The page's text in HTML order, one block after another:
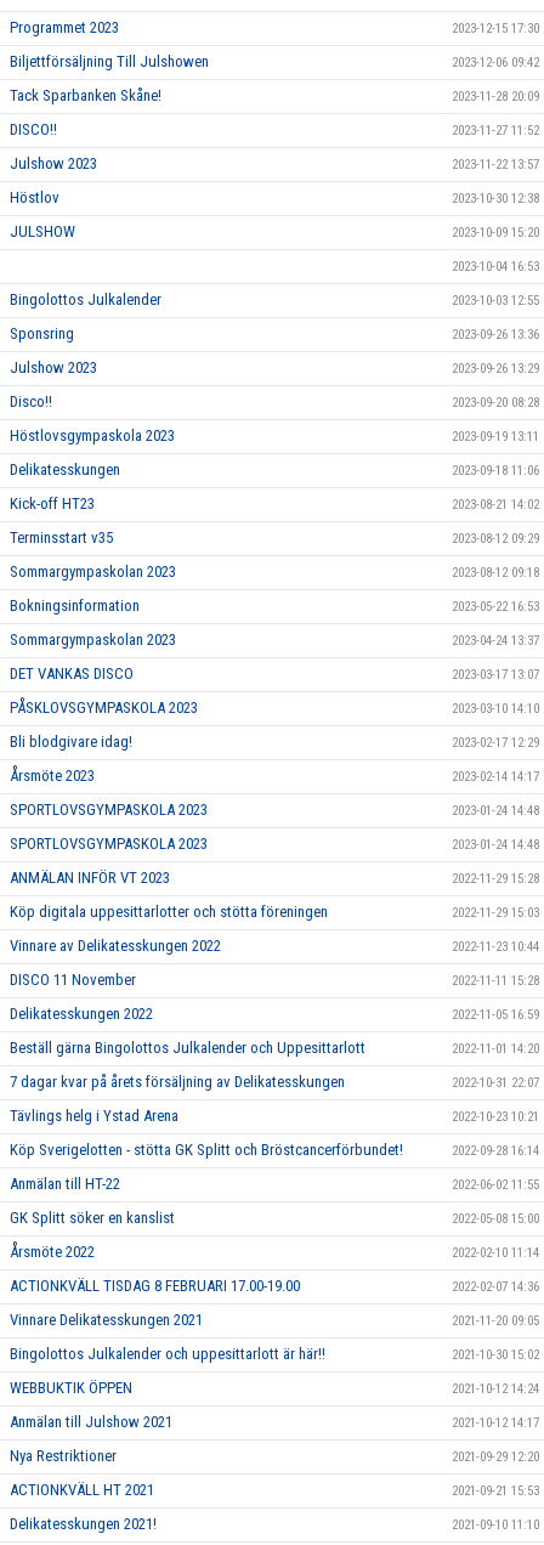
Programmet 2023 2023-12-15 17:30
Biljettförsäljning Till Julshowen 2023-12-06 09:42
Tack Sparbanken Skåne! 2023-11-28 20:09
DISCO!! 2023-11-27 11:52
Julshow 2023 2023-11-22 13:57
Höstlov 2023-10-30 12:38
JULSHOW 2023-10-09 15:20
2023-10-04 16:53
Bingolottos Julkalender 2023-10-03 12:55
Sponsring 2023-09-26 13:36
Julshow 2023 2023-09-26 13:29
Disco!! 2023-09-20 08:28
Höstlovsgympaskola 2023 2023-09-19 13:11
Delikatesskungen 2023-09-18 11:06
Kick-off HT23 2023-08-21 14:02
Terminsstart v35 2023-08-12 09:29
Sommargympaskolan 2023 2023-08-12 09:18
Bokningsinformation 2023-05-22 16:53
Sommargympaskolan 2023 2023-04-24 13:37
DET VANKAS DISCO 2023-03-17 13:07
PÅSKLOVSGYMPASKOLA 2023 2023-03-10 14:10
Bli blodgivare idag! 2023-02-17 12:29
Årsmöte 2023 2023-02-14 14:17
SPORTLOVSGYMPASKOLA 2023 2023-01-24 14:48
SPORTLOVSGYMPASKOLA 2023 2023-01-24 14:48
ANMÄLAN INFÖR VT 2023 2022-11-29 15:28
Köp digitala uppesittarlotter och stötta föreningen 2022-11-29 15:03
Vinnare av Delikatesskungen 2022 2022-11-23 10:44
DISCO 11 November 2022-11-11 15:28
Delikatesskungen 2022 2022-11-05 16:59
Beställ gärna Bingolottos Julkalender och Uppesittarlott 2022-11-01 14:20
7 dagar kvar på årets försäljning av Delikatesskungen 2022-10-31 22:07
Tävlings helg i Ystad Arena 2022-10-23 10:21
Köp Sverigelotten - stötta GK Splitt och Bröstcancerförbundet! 2022-09-28 16:14
Anmälan till HT-22 2022-06-02 11:55
GK Splitt söker en kanslist 2022-05-08 15:00
Årsmöte 2022 2022-02-10 11:14
ACTIONKVÄLL TISDAG 8 FEBRUARI 17.00-19.00 2022-02-07 14:36
Vinnare Delikatesskungen 2021 2021-11-20 09:05
Bingolottos Julkalender och uppesittarlott är här!! 2021-10-30 15:02
WEBBUKTIK ÖPPEN 2021-10-12 14:24
Anmälan till Julshow 2021 2021-10-12 14:17
Nya Restriktioner 2021-09-29 12:20
ACTIONKVÄLL HT 2021 2021-09-21 15:53
Delikatesskungen 2021! 2021-09-10 11:10